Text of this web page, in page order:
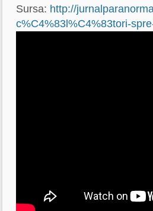
Sursa: http://
c%C4%83l%C4%83tori-